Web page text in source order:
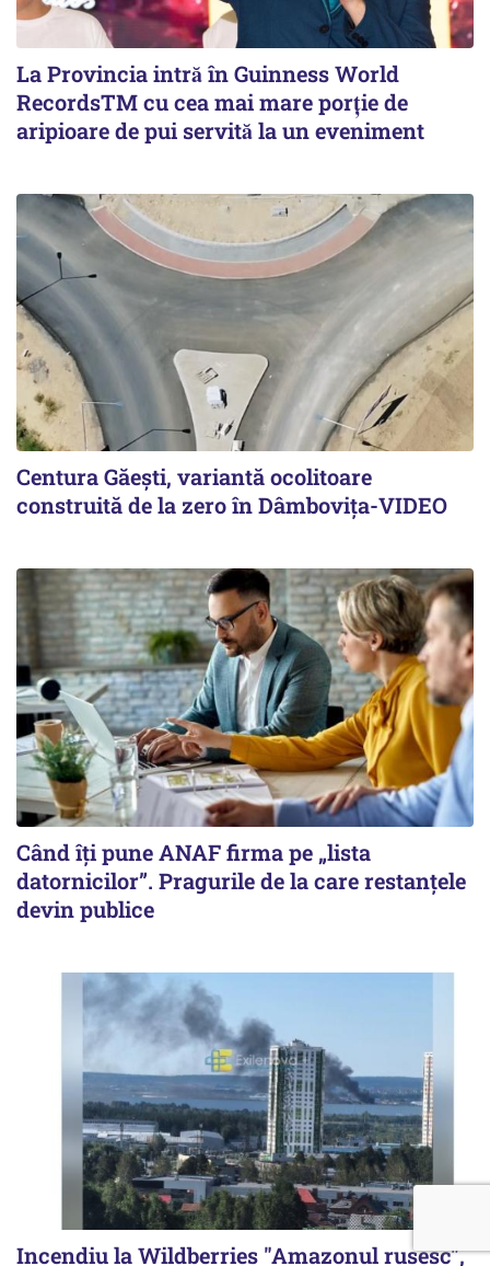
La Provincia intră în Guinness World
RecordsTM cu cea mai mare porție de
aripioare de pui servită la un eveniment
Centura Găești, variantă ocolitoare
construită de la zero în Dâmbovița-VIDEO
Când îți pune ANAF firma pe „lista
datornicilor”. Pragurile de la care restanțele
devin publice
Incendiu la Wildberries "Amazonul rusesc",